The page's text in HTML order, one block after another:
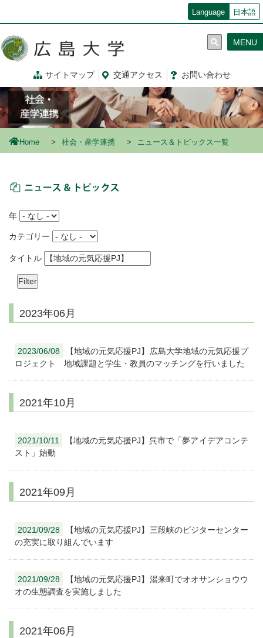
コ
ン
ツ
に
移
動
Language 日本語
サイトマップ 交通アクセス お問い合わせ
MENU
Home 社会・産学連携 ニュース＆トピックス一覧
年
カテゴリー
タイトル
2023年06月
2023/06/08
【地域の元気応援PJ】広島大学地域の元気応援プ
ロジェクト 地域課題と学生・教員のマッチングを行いました
2021年10月
2021/10/11
【地域の元気応援PJ】呉市で「夢アイデアコンテ
スト」始動
2021年09月
2021/09/28
【地域の元気応援PJ】三段峡のビジターセンター
の充実に取り組んでいます
2021/09/28
【地域の元気応援PJ】湯来町でオオサンショウウ
オの生態調査を実施しました
2021年06月